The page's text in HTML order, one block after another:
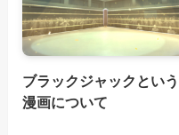
ブラックジャックという
漫画について